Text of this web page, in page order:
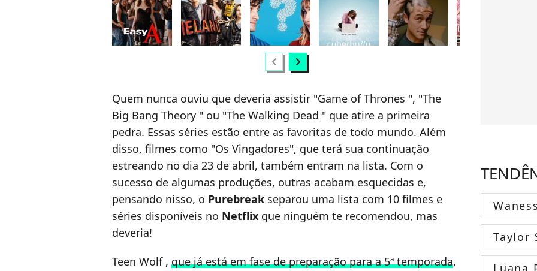
chevron_left chevron_right
Quem nunca ouviu que deveria assistir "Game of Thrones ", "The
Big Bang Theory " ou "The Walking Dead " que atire a primeira
pedra. Essas séries estão entre as favoritas de todo mundo. Além
disso, filmes como "Os Vingadores", que terá sua continuação
estreando no dia 23 de abril, também entram na lista. Com o
sucesso de algumas produções, outras acabam esquecidas e,
pensando nisso, o Purebreak separou uma lista com 10 filmes e
séries disponíveis no Netflix que ninguém te recomendou, mas
deveria!
Teen Wolf , que já está em fase de preparação para a 5ª temporada,
Taylor
Luana